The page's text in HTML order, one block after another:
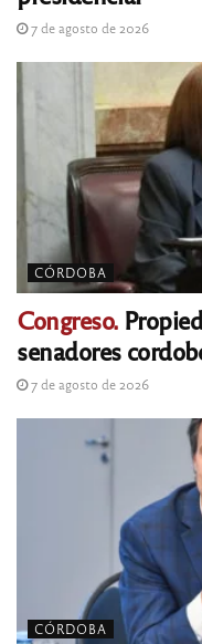
7 de agosto de 2026
CÓRDOBA
Congreso.
senadores
7 de agosto de 2026
CÓRDOBA